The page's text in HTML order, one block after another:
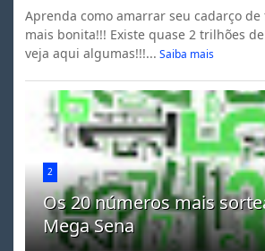
Aprenda como amarrar seu cadarço
mais bonita!!! Existe quase 2 trilhões
veja aqui algumas!!!... Saiba mais
2
Os 20 números mais
Mega Sena